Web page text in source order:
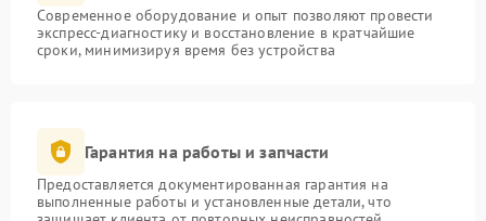
Современное оборудование и опыт позволяют провести
экспресс-диагностику и восстановление в кратчайшие
сроки, минимизируя время без устройства
Гарантия на работы и запчасти
Предоставляется документированная гарантия на
выполненные работы и установленные детали, что